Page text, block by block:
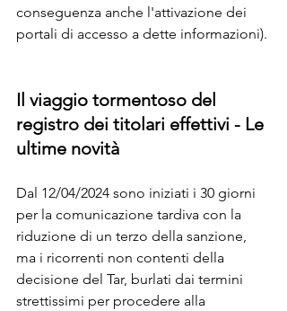
conseguenza anche l'attivazione dei
portali di accesso a dette informazioni).
Il viaggio tormentoso del
registro dei titolari effettivi - Le
ultime novità
Dal 12/04/2024 sono iniziati i 30 giorni
per la comunicazione tardiva con la
riduzione di un terzo della sanzione,
ma i ricorrenti non contenti della
decisione del Tar, burlati dai termini
strettissimi per procedere alla